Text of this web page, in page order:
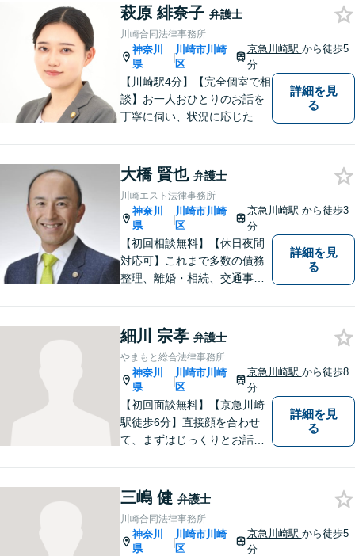
事故／相続／離婚／労働／債
務整理／刑事事件／企業法務
など、幅広く対応。【当日／
夜間／休日対応可能】お気軽
にご相談下さい。
萩原 緋奈子 弁護士
川崎合同法律事務所
神奈川
県
|
川崎市川崎
区
京急川崎駅 から徒歩5
分
【川崎駅4分】【完全個室で相
談】お一人おひとりのお話を
丁寧に伺い、状況に応じた解
これからの人生を諦めなくて
済むよう、精一杯お手伝いさ
せていただきます。【休日・
夜間面談可】
詳細を見
る
大橋 賢也 弁護士
川崎エスト法律事務所
神奈川
県
|
川崎市川崎
区
京急川崎駅 から徒歩3
分
【初回相談無料】【休日夜間
対応可】これまで多数の債務
整理、離婚・相続、交通事
産管財人や成年後見人等、裁
判所から依頼を受ける事件も
多数経験しています。1人で悩
まずに、是非ご相談くださ
い。
詳細を見
る
細川 宗孝 弁護士
やまもと総合法律事務所
神奈川
県
|
川崎市川崎
区
京急川崎駅 から徒歩8
分
【初回面談無料】【京急川崎
駅徒歩6分】直接顔を合わせ
て、まずはじっくりとお話を
とって納得のいく最善の解決
を目指し、誠意を持って対応
いたします。【土日祝対応/要
予約】
詳細を見
る
三嶋 健 弁護士
川崎合同法律事務所
神奈川
県
|
川崎市川崎
区
京急川崎駅 から徒歩5
分